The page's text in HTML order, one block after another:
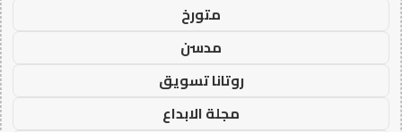
متورخ
مدسن
روتانا تسويق
مجلة الابداع